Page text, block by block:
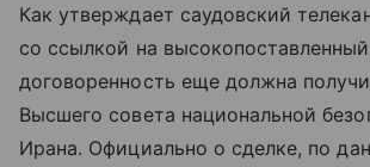
Как утверждает саудовский
со ссылкой на
договоренность еще должна
Высшего совета национальной
Ирана. Официально о сделке, по